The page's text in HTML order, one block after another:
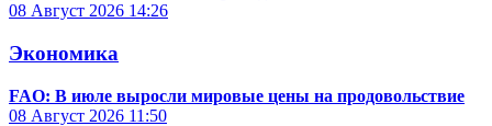
08 Август 2026 14:26
Экономика
FAO: В июле выросли мировые цены на продовольствие
08 Август 2026 11:50